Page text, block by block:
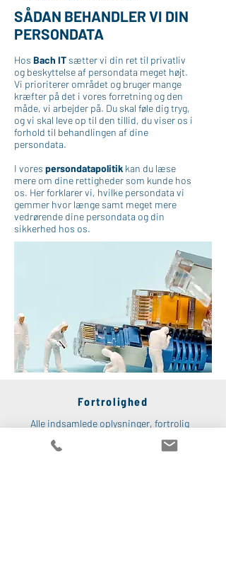
SÅDAN BEHANDLER VI DIN
PERSONDATA
Hos Bach IT sætter vi din ret til privatliv
og beskyttelse af persondata meget højt.
Vi prioriterer området og bruger mange
kræfter på det i vores forretning og den
måde, vi arbejder på. Du skal føle dig tryg,
og vi skal leve op til den tillid, du viser os i
forhold til behandlingen af dine
persondata.
I vores persondatapolitik kan du læse
mere om dine rettigheder som kunde hos
os. Her forklarer vi, hvilke persondata vi
gemmer hvor længe samt meget mere
vedrørende dine persondata og din
sikkerhed hos os.
Fortrolighed
Alle indsamlede oplysninger, fortrolig
kommer i besiddelse af er underlagt